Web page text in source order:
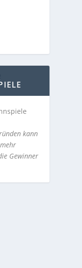
kann
Gewinner